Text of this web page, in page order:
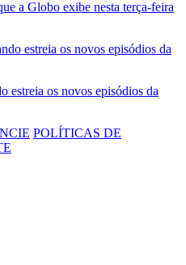
a Globo exibe nesta terça-feira
estreia os novos episódios da
POLÍTICAS DE